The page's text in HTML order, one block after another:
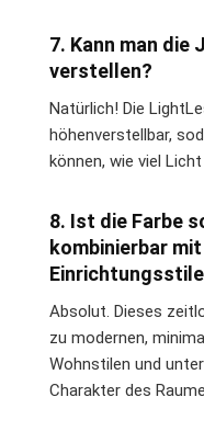
7. Kann man die
verstellen?
Natürlich! Die
höhenverstellbar,
können, wie viel
8. Ist die Farbe
kombinierbar
Absolut. Dieses
zu modernen,
Wohnstilen und
Charakter des